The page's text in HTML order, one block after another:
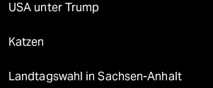
USA unter Trump
Katzen
Landtagswahl in Sachsen-Anhalt